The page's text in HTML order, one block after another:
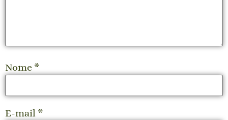
Nome *
E-mail *